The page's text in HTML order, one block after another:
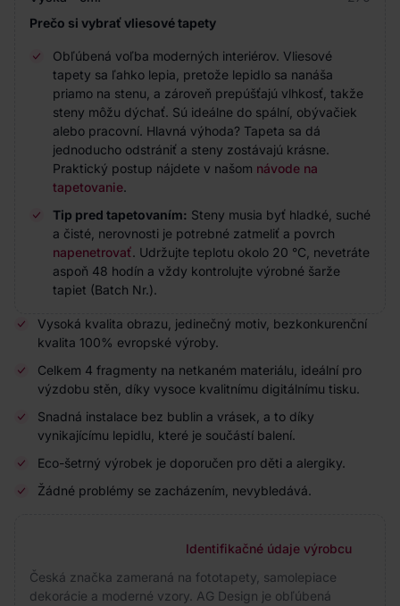
Prečo si vybrať vliesové tapety
Obľúbená voľba moderných interiérov. Vliesové
tapety sa ľahko lepia, pretože lepidlo sa nanáša
priamo na stenu, a zároveň prepúšťajú vlhkosť, takže
steny môžu dýchať. Sú ideálne do spální, obývačiek
alebo pracovní. Hlavná výhoda? Tapeta sa dá
jednoducho odstrániť a steny zostávajú krásne.
Praktický postup nájdete v našom návode na
tapetovanie.
Tip pred tapetovaním: Steny musia byť hladké, suché
a čisté, nerovnosti je potrebné zatmeliť a povrch
napenetrovať. Udržujte teplotu okolo 20 °C, nevetráte
aspoň 48 hodín a vždy kontrolujte výrobné šarže
tapiet (Batch Nr.).
Vysoká kvalita obrazu, jedinečný motiv, bezkonkurenční
kvalita 100% evropské výroby.
Celkem 4 fragmenty na netkaném materiálu, ideální pro
výzdobu stěn, díky vysoce kvalitnímu digitálnímu tisku.
Snadná instalace bez bublin a vrásek, a to díky
vynikajícímu lepidlu, které je součástí balení.
Eco-šetrný výrobek je doporučen pro děti a alergiky.
Žádné problémy se zacházením, nevybledává.
Identifikačné údaje výrobcu
Česká značka zameraná na fototapety, samolepiace
dekorácie a moderné vzory. AG Design je obľúbená